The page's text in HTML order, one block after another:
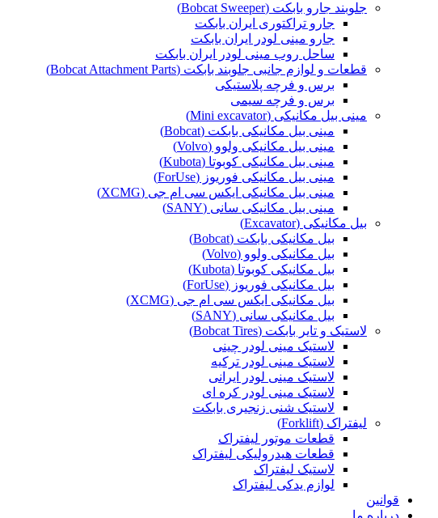
جلوبند جارو بابکت (Bobcat Sweeper)
جارو تراکتوری ایران بابکت
جارو مینی لودر ایران بابکت
ساحل روب مینی لودر ایران بابکت
قطعات و لوازم جانبی جلوبند بابکت (Bobcat Attachment Parts)
برس و فرچه پلاستیکی
برس و فرچه سیمی
مینی بیل مکانیکی (Mini excavator)
مینی بیل مکانیکی بابکت (Bobcat)
مینی بیل مکانیکی ولوو (Volvo)
مینی بیل مکانیکی کوبوتا (Kubota)
مینی بیل مکانیکی فوریوز (ForUse)
مینی بیل مکانیکی ایکس سی ام جی (XCMG)
مینی بیل مکانیکی سانی (SANY)
بیل مکانیکی (Excavator)
بیل مکانیکی بابکت (Bobcat)
بیل مکانیکی ولوو (Volvo)
بیل مکانیکی کوبوتا (Kubota)
بیل مکانیکی فوریوز (ForUse)
بیل مکانیکی ایکس سی ام جی (XCMG)
بیل مکانیکی سانی (SANY)
لاستیک و تایر بابکت (Bobcat Tires)
لاستیک مینی لودر چینی
لاستیک مینی لودر ترکیه
لاستیک مینی لودر ایرانی
لاستیک مینی لودر کره ای
لاستیک شنی زنجیری بابکت
لیفتراک (Forklift)
قطعات موتور لیفتراک
قطعات هیدرولیکی لیفتراک
لاستیک لیفتراک
لوازم یدکی لیفتراک
قوانین
درباره ما